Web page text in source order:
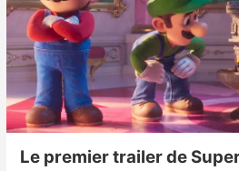
Le premier trailer de